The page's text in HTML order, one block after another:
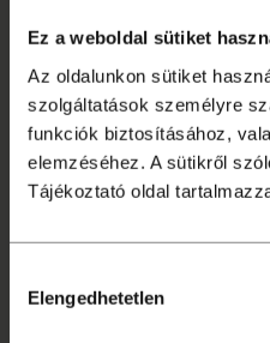
Ez a weboldal sütiket
Az oldalunkon sütiket
szolgáltatások személyre
funkciók biztosításához,
elemzéséhez. A sütikről
Tájékoztató oldal
kiválasztása
Elengedhetetlen
Gyakori